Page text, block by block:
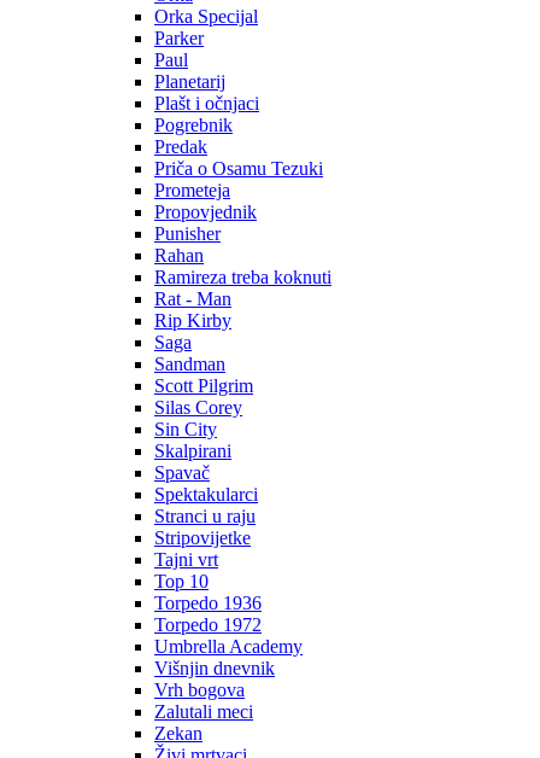
Orka Specijal
Parker
Paul
Planetarij
Plašt i očnjaci
Pogrebnik
Predak
Priča o Osamu Tezuki
Prometeja
Propovjednik
Punisher
Rahan
Ramireza treba koknuti
Rat - Man
Rip Kirby
Saga
Sandman
Scott Pilgrim
Silas Corey
Sin City
Skalpirani
Spavač
Spektakularci
Stranci u raju
Stripovijetke
Tajni vrt
Top 10
Torpedo 1936
Torpedo 1972
Umbrella Academy
Višnjin dnevnik
Vrh bogova
Zalutali meci
Zekan